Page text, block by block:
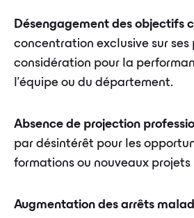
Désengagement des objectifs
concentration exclusive sur ses
considération pour la
l'équipe ou du département.
Absence de projection
par désintérêt pour les
formations ou nouveaux projets
Augmentation des arrêts